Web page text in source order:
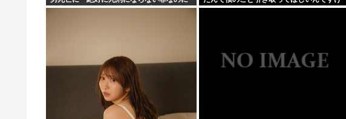
インドネシア「高速鉄道！」中国「大赤字！」インドネシア「...
警察が死刑にした！」 → 元警官のマジレス
ど！」なんでいい年したヒキニートを引き